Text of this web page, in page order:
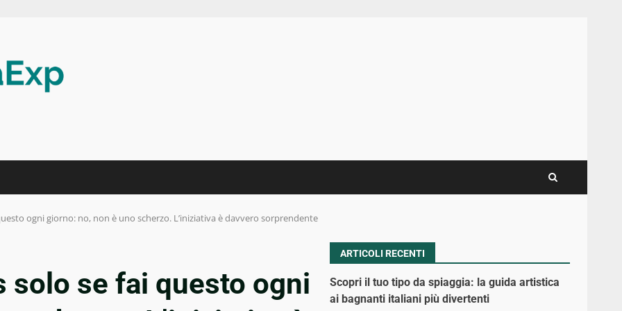
ogni giorno: no, non è uno scherzo. L’iniziativa è davvero sorprendente
solo se fai questo ogni
ARTICOLI RECENTI
Scopri il tuo tipo da spiaggia: la guida artistica
ai bagnanti italiani più divertenti